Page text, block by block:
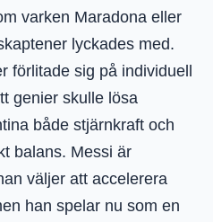
varken Maradona eller
lyckades med.
förlitade sig på individuell
genier skulle lösa
både stjärnkraft och
balans. Messi är
väljer att accelerera
han spelar nu som en